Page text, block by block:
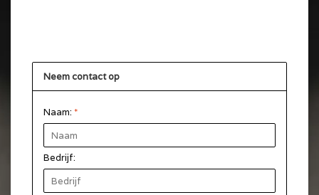
Neem contact op
Naam: *
Bedrijf: